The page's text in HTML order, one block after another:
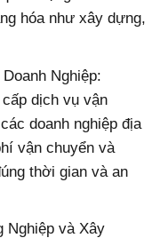
hóa như xây dựng,
Nghiệp:
dịch vụ vận
doanh nghiệp địa
vận chuyển và
thời gian và an
Nghiệp và Xây